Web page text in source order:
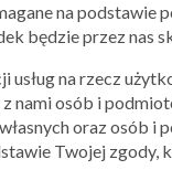
na podstawie
będzie przez nas
usług na rzecz
nami osób i
oraz osób
Twojej zgody,